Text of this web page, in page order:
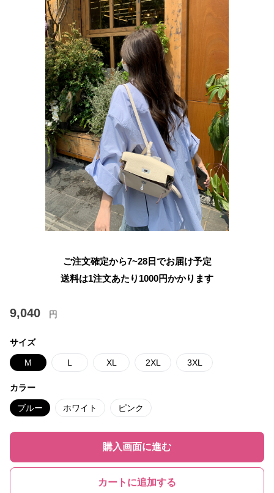
ご注文確定から7~28日でお届け予定
送料は1注文あたり 1000円かかります
9,040 円
サイズ
M L XL 2XL 3XL
カラー
ブルー ホワイト ピンク
購入画面に進む
カートに追加する